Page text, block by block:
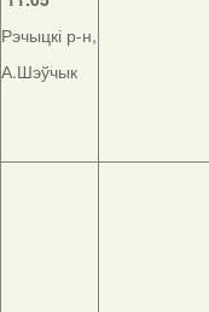
Рэчыцкі р-н,
А.Шэўчык